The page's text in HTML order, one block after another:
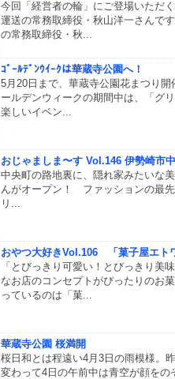
今回「経営者の輪」にご登場いただ
運送の常務取締役・秋山洋一さんで
の常務取締役・秋...
ｺﾞｰﾙﾃﾞﾝｳｲｰｸは華蔵寺公園へ！
5月20日まで、華蔵寺公園花まつり
ールデンウィークの期間中は、「グ
楽しいイベン...
おじゃましま〜す Vol.146 伊勢崎市
中央町の路地裏に、隠れ家みたいな
んがオープン！ ファッションの最
リ...
おやつ大好きVol.106 「菓子屋エト
「とびっきり可愛い！とびっきり美
なお店のコンセプトがぴったりのお
っているのは「菓...
華蔵寺公園 桜満開
桜日和とは程遠い4月3日の雨模様。
変わって4日の午前中は青空が顔をの